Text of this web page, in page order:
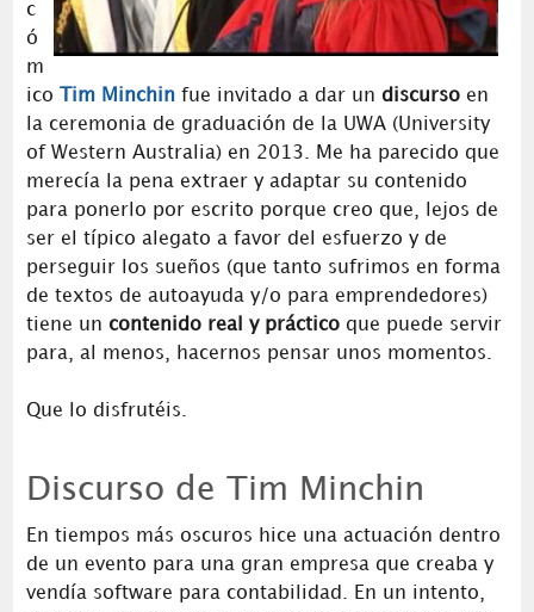
c
ó
m
ico
Tim Minchinfue invitado a dar un discursoen
la ceremonia de graduación de la UWA (University
of Western Australia) en 2013. Me ha parecido que
merecía la pena extraer y adaptar su contenido
para ponerlo por escrito porque creo que, lejos de
ser el típico alegato a favor del esfuerzo y de
perseguir los sueños (que tanto sufrimos en forma
de textos de autoayuda y/o para emprendedores)
tiene un contenido real y prácticoque puede servir
para, al menos, hacernos pensar unos momentos.
Que lo disfrutéis.
Discurso de Tim Minchin
En tiempos más oscuros hice una actuación dentro
de un evento para una gran empresa que creaba y
vendía software para contabilidad. En un intento,